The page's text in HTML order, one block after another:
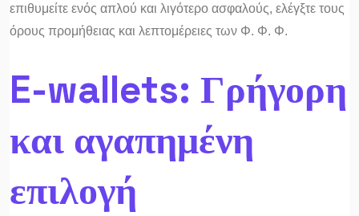
επιθυμείτε ενός απλού και λιγότερο ασφαλούς, ελέγξτε τους
όρους προμήθειας και λεπτομέρειες των Φ. Φ. Φ.
E-wallets: Γρήγορη
και αγαπημένη
επιλογή